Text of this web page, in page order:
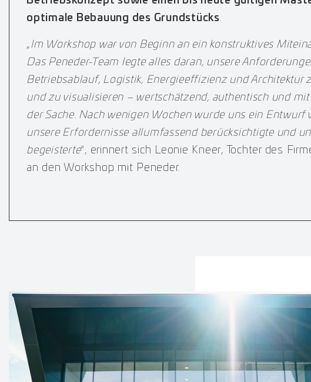
optimale Bebauung des Grundstücks.
„Im Workshop war von Beginn an ein konstruktives
Das Peneder-Team legte alles daran, unsere
Betriebsablauf, Logistik, Energieeffizienz und Architektur
und zu visualisieren – wertschätzend, authentisch und
der Sache. Nach wenigen Wochen wurde uns ein Entwurf
unsere Erfordernisse allumfassend berücksichtigte und
begeisterte“, erinnert sich Leonie Kneer, Tochter des
an den Workshop mit Peneder.